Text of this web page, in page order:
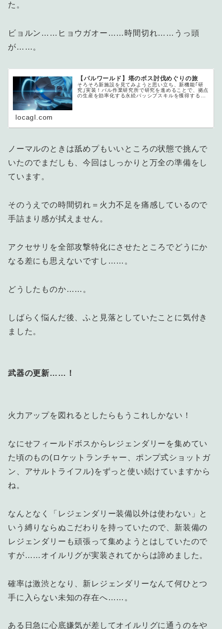
た。
ビョルン……ヒョウガオー……時間切れ……うっ頭
が……。
【パルワールド】塔のボス討伐めぐりの旅
そろそろ新施設を見てみようと思い立ち、新機能｢研
究｣実装！パル作業研究所で研究を進めることで、拠点
の生産を効率化する永続パッシブスキルを獲得するこ
locagl.com
ノーマルのときは舐めプもいいところの状態で挑んで
いたのでまだしも、今回はしっかりと万全の準備をし
ています。
そのうえでの時間切れ＝火力不足を痛感しているので
手詰まり感が拭えません。
アクセサリを全部攻撃特化にさせたところでどうにか
なる差にも思えないですし……。
どうしたものか……。
しばらく悩んだ後、ふと見落としていたことに気付き
ました。
武器の更新……！
火力アップを図れるとしたらもうこれしかない！
なにせフィールドボスからレジェンダリーを集めてい
た頃のもの(ロケットランチャー、ポンプ式ショットガ
ン、アサルトライフル)をずっと使い続けていますから
ね。
なんとなく「レジェンダリー装備以外は使わない」と
いう縛りならぬこだわりを持っていたので、新装備の
レジェンダリーも頑張って集めようとはしていたので
すが……オイルリグが実装されてからは諦めました。
確率は激渋となり、新レジェンダリーなんて何ひとつ
手に入らない未知の存在へ……。
ある日急に心底嫌気が差してオイルリグに通うのをや